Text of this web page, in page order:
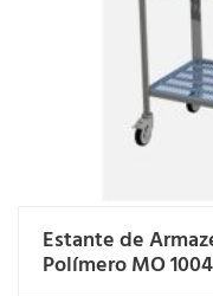
Estante de
Polímero MO 1004